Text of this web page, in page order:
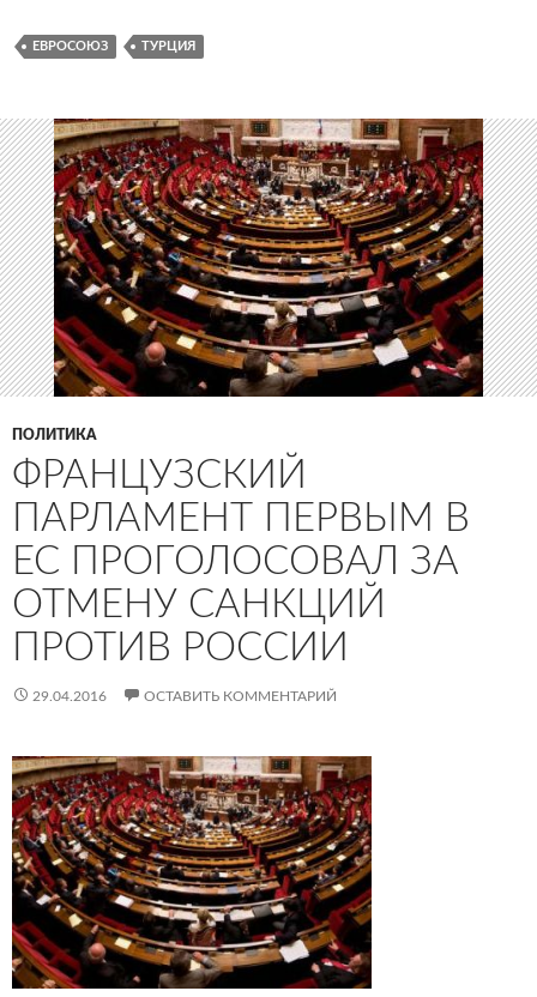
ЕВРОСОЮЗ ТУРЦИЯ
ПОЛИТИКА
ФРАНЦУЗСКИЙ
ПАРЛАМЕНТ ПЕРВЫМ В
ЕС ПРОГОЛОСОВАЛ ЗА
ОТМЕНУ САНКЦИЙ
ПРОТИВ РОССИИ
29.04.2016 ОСТАВИТЬ КОММЕНТАРИЙ